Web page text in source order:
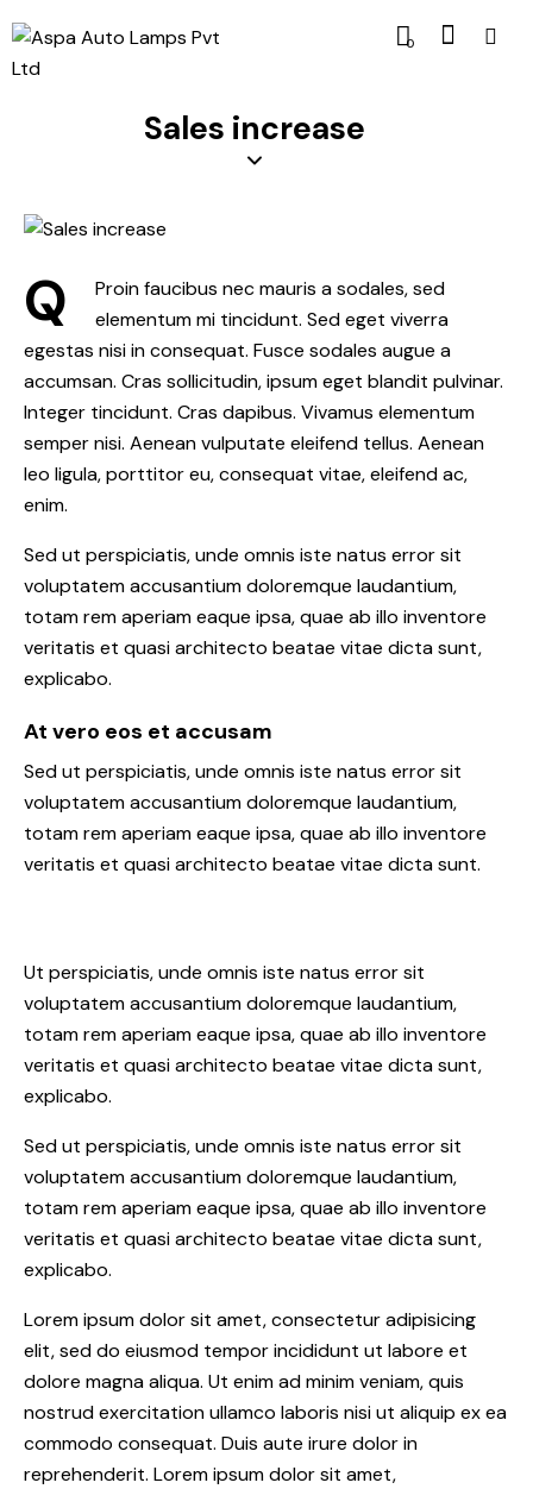
0
Sales increase
Q
Proin faucibus nec mauris a sodales, sed
elementum mi tincidunt. Sed eget viverra
egestas nisi in consequat. Fusce sodales augue a
accumsan. Cras sollicitudin, ipsum eget blandit pulvinar.
Integer tincidunt. Cras dapibus. Vivamus elementum
semper nisi. Aenean vulputate eleifend tellus. Aenean
leo ligula, porttitor eu, consequat vitae, eleifend ac,
enim.
Sed ut perspiciatis, unde omnis iste natus error sit
voluptatem accusantium doloremque laudantium,
totam rem aperiam eaque ipsa, quae ab illo inventore
veritatis et quasi architecto beatae vitae dicta sunt,
explicabo.
At vero eos et accusam
Sed ut perspiciatis, unde omnis iste natus error sit
voluptatem accusantium doloremque laudantium,
totam rem aperiam eaque ipsa, quae ab illo inventore
veritatis et quasi architecto beatae vitae dicta sunt.
Ut perspiciatis, unde omnis iste natus error sit
voluptatem accusantium doloremque laudantium,
totam rem aperiam eaque ipsa, quae ab illo inventore
veritatis et quasi architecto beatae vitae dicta sunt,
explicabo.
Sed ut perspiciatis, unde omnis iste natus error sit
voluptatem accusantium doloremque laudantium,
totam rem aperiam eaque ipsa, quae ab illo inventore
veritatis et quasi architecto beatae vitae dicta sunt,
explicabo.
Lorem ipsum dolor sit amet, consectetur adipisicing
elit, sed do eiusmod tempor incididunt ut labore et
dolore magna aliqua. Ut enim ad minim veniam, quis
nostrud exercitation ullamco laboris nisi ut aliquip ex ea
commodo consequat. Duis aute irure dolor in
reprehenderit. Lorem ipsum dolor sit amet,